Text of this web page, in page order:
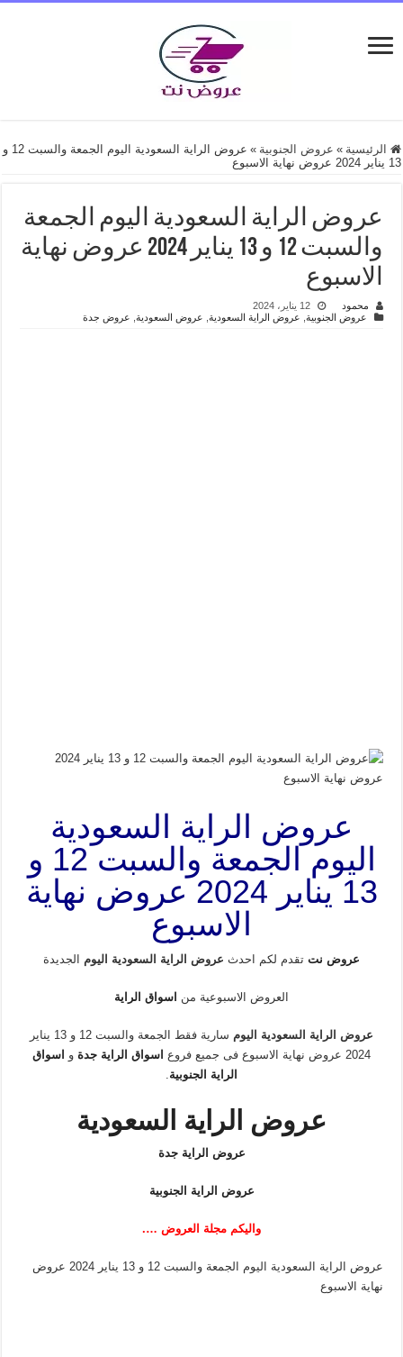
الرئيسية » عروض الجنوبية »
عروض الراية السعودية اليوم الجمعة والسبت 12 و
13 يناير 2024 عروض نهاية الاسبوع
عروض الراية السعودية اليوم الجمعة
والسبت 12 و 13 يناير 2024 عروض نهاية
الاسبوع
محمود
12 يناير، 2024
عروض الجنوبية, عروض الراية السعودية, عروض السعودية, عروض جدة
عروض الراية السعودية
اليوم الجمعة والسبت 12 و
13 يناير 2024 عروض نهاية
الاسبوع
عروض نتتقدم لكم احدث عروض الراية السعودية اليومالجديدة
العروض الاسبوعية من اسواق الراية
عروض الراية السعودية اليوم
سارية فقط الجمعة والسبت 12 و 13 يناير
2024 عروض نهاية الاسبوع فى جميع فروع
اسواق الراية جدةو اسواق
الراية الجنوبية.
عروض الراية السعودية
عروض الراية جدة
عروض الراية الجنوبية
واليكم مجلة العروض ….
عروض الراية السعودية اليوم الجمعة والسبت 12 و 13 يناير 2024 عروض
نهاية الاسبوع